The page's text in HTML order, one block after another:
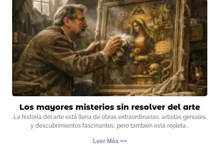
Los mayores misterios sin resolver del arte
La historia del arte está llena de obras extraordinarias, artistas geniales
y descubrimientos fascinantes, pero también está repleta
Leer Más >>